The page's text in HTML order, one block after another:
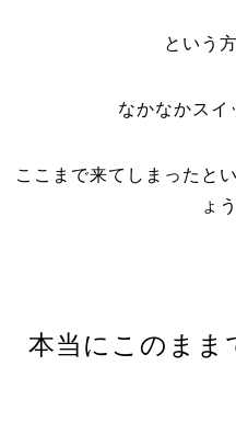
という
なかなかスイ
ここまで来てしまったと
ょ
本当にこのまま